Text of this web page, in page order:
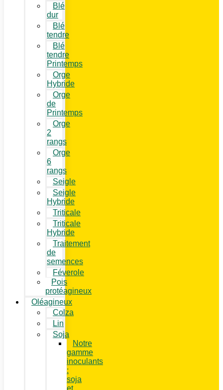
Blé
dur
Blé
tendre
Blé
tendre
Printemps
Orge
Hybride
Orge
de
Printemps
Orge
2
rangs
Orge
6
rangs
Seigle
Seigle
Hybride
Triticale
Triticale
Hybride
Traitement
de
semences
Féverole
Pois
protéagineux
Oléagineux
Colza
Lin
Soja
Notre
gamme
inoculants
:
soja
et